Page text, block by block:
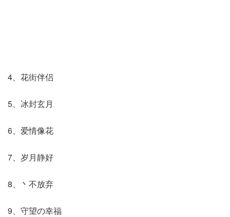
4、花街伴侣
5、冰封玄月
6、爱情像花
7、岁月静好
8、丶不放弃
9、守望の幸福